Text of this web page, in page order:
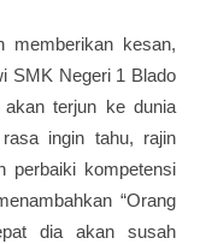
memberikan kesan,
SMK Negeri 1 Blado
terjun ke dunia
ingin tahu, rajin
perbaiki kompetensi
“Orang
dia akan susah